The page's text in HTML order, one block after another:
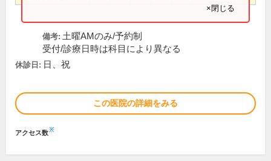
×閉じる
備考: 土曜AMのみ/予約制
受付/診療日時は科目により異なる
休診日: 日、祝
この医院の詳細をみる
アクセス数※